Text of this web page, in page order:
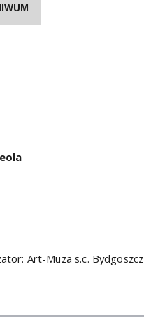
Art-Muza s.c. Bydgoszcz